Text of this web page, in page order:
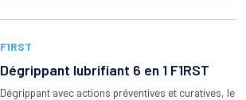
F1RST
Dégrippant lubrifiant 6 en 1 F1RST
Dégrippant avec actions préventives et curatives, le